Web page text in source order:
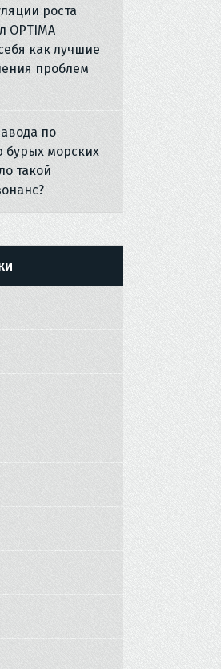
роста
OPTIMA
как лучшие
проблем
по
морских
такой